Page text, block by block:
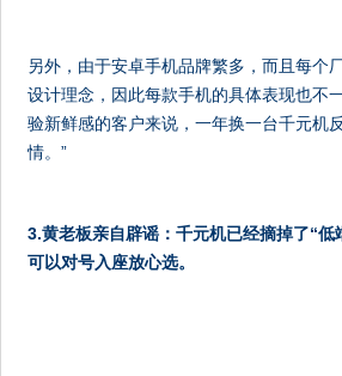
另外，由于安卓手机品牌繁多，而且每个
设计理念，因此每款手机的具体表现也不
验新鲜感的客户来说，一年换一台千元机
情。”
3.黄老板亲自辟谣：千元机已经摘掉了“低
可以对号入座放心选。